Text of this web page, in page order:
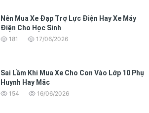
Nên Mua Xe Đạp Trợ Lực Điện Hay Xe Máy
Điện Cho Học Sinh
181 17/06/2026
Sai Lầm Khi Mua Xe Cho Con Vào Lớp 10 Phụ
Huynh Hay Mắc
154 16/06/2026